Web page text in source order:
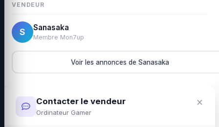
VENDEUR
S Sanasaka
Membre Mon7up
Voir les annonces de Sanasaka
Contacter le vendeur
Ordinateur Gamer
×